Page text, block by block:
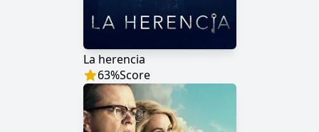
La herencia
63%Score